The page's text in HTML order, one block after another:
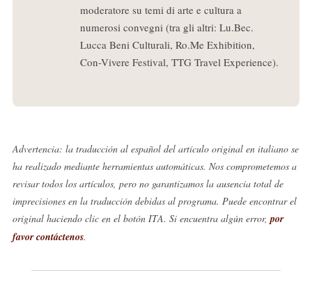
moderatore su temi di arte e cultura a
numerosi convegni (tra gli altri: Lu.Bec.
Lucca Beni Culturali, Ro.Me Exhibition,
Con-Vivere Festival, TTG Travel Experience).
Advertencia: la traducción al español del artículo original en italiano se
ha realizado mediante herramientas automáticas. Nos comprometemos a
revisar todos los artículos, pero no garantizamos la ausencia total de
imprecisiones en la traducción debidas al programa. Puede encontrar el
original haciendo clic en el botón ITA. Si encuentra algún error, por
favor contáctenos.